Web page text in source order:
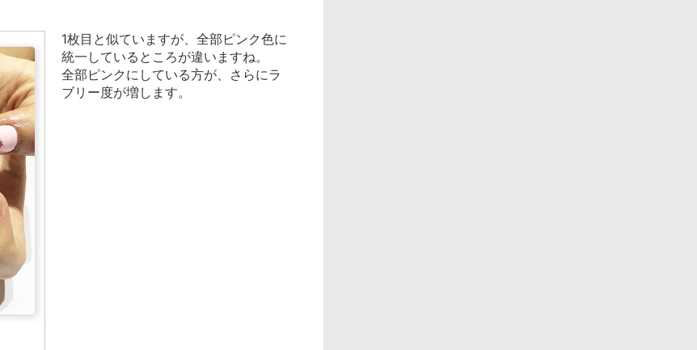
1枚目と似ていますが、全部ピンク色に
統一しているところが違いますね。
全部ピンクにしている方が、さらにラ
ブリー度が増します。